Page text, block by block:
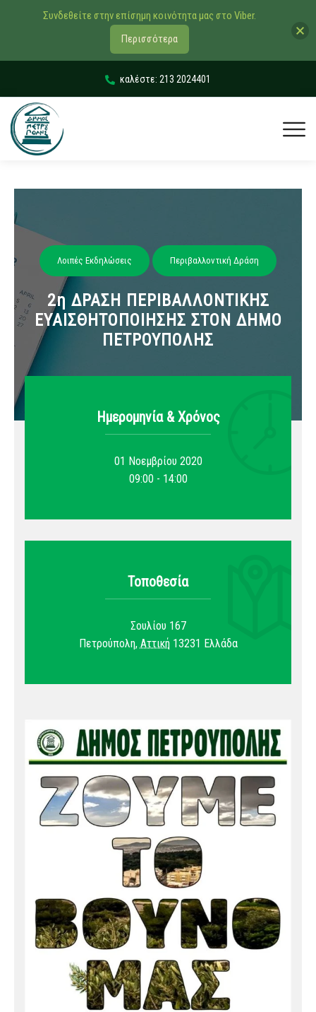
καλέστε: 213 2024401
Λοιπές Εκδηλώσεις Περιβαλλοντική Δράση
2η ΔΡΑΣΗ ΠΕΡΙΒΑΛΛΟΝΤΙΚΗΣ
ΕΥΑΙΣΘΗΤΟΠΟΙΗΣΗΣ ΣΤΟΝ ΔΗΜΟ
ΠΕΤΡΟΥΠΟΛΗΣ
Ημερομηνία & Xρόνος
01 Νοεμβρίου 2020
09:00 - 14:00
Τοποθεσία
Σουλίου 167
Πετρούπολη, Αττική 13231 Ελλάδα
Συνδεθείτε στην επίσημη κοινότητα μας στο Viber.
Περισσότερα